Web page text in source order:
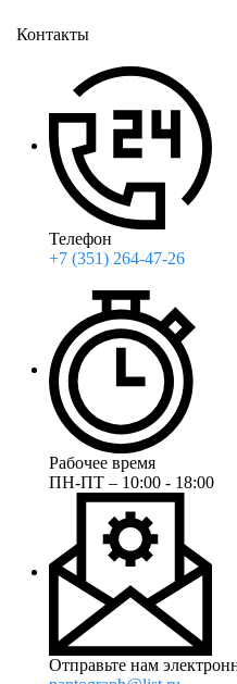
Контакты
Телефон
+7 (351) 264-47-26
Рабочее время
ПН-ПТ – 10:00 - 18:00
Отправьте нам